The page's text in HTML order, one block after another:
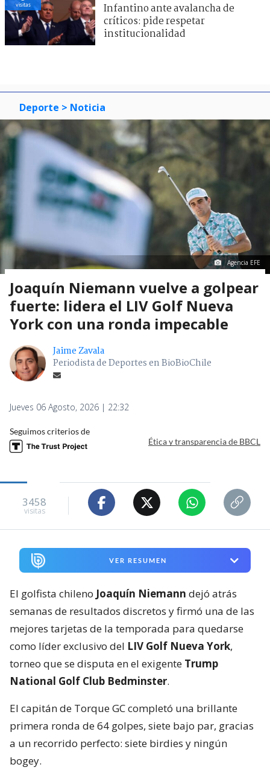
visitas
Infantino ante avalancha de
críticos: pide respetar
institucionalidad
Deporte > Noticia
Agencia EFE
Joaquín Niemann vuelve a golpear
fuerte: lidera el LIV Golf Nueva
York con una ronda impecable
Jaime Zavala
Periodista de Deportes en BioBioChile
Jueves 06 Agosto, 2026 | 22:32
Seguimos criterios de
Ética y transparencia de BBCL
3458
visitas
VER RESUMEN
El golfista chileno Joaquín Niemann dejó atrás
semanas de resultados discretos y firmó una de las
mejores tarjetas de la temporada para quedarse
como líder exclusivo del LIV Golf Nueva York,
torneo que se disputa en el exigente Trump
National Golf Club Bedminster.
El capitán de Torque GC completó una brillante
primera ronda de 64 golpes, siete bajo par, gracias
a un recorrido perfecto: siete birdies y ningún
bogey.